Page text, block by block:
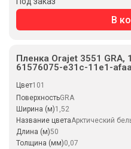
В
Пленка Orajet 3551 GRA,
61576075-e31c-11e1-
Цвет101
ПоверхностьGRA
Ширина (м)1,52
Название цветаАрктический
Длина (м)50
Толщина (мм)0,07